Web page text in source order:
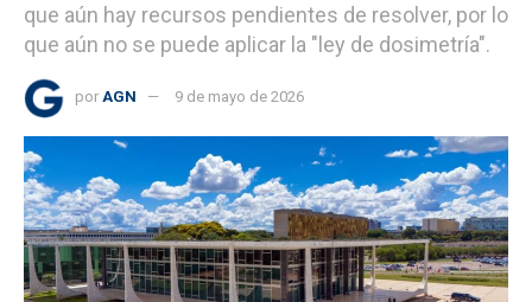
que aún hay recursos pendientes de resolver, por lo
que aún no se puede aplicar la "ley de dosimetría".
por AGN 9 de mayo de 2026